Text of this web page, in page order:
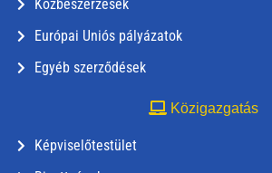
Közbeszerzések
Európai Uniós pályázatok
Egyéb szerződések
Közigazgatás
Képviselőtestület